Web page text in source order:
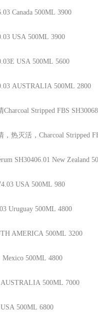
Canada 500ML 3900
USA 500ML 3900
USA 500ML 5600
AUSTRALIA 500ML 2800
Stripped FBS
热灭活，Charcoal Stripped
SH30406.01 New Zealand
USA 500ML 980
Uruguay 500ML 4800
AMERICA 500ML 3200
Mexico 500ML 4800
AUSTRALIA 500ML 7000
USA 500ML 6800